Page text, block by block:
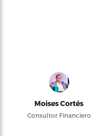
Moises Cortés
Consultor Financiero